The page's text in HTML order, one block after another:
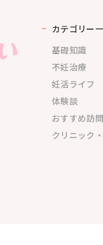
カテゴリー
基礎知識
不妊治療
妊活ライフ
体験談
おすすめ訪
クリニック